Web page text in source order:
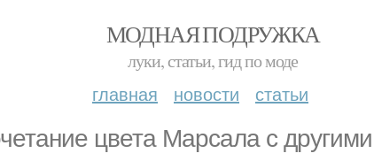
МОДНАЯ ПОДРУЖКА
луки, статьи, гид по моде
главная новости статьи
цвета Марсала с